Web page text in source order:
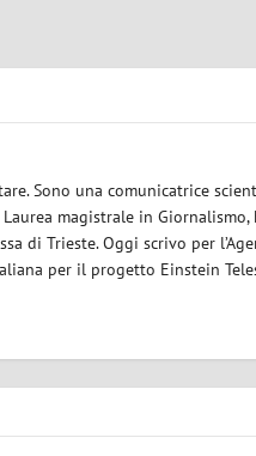
Sono una comunicatrice
magistrale in
di Trieste. Oggi scrivo per
per il progetto Einstein